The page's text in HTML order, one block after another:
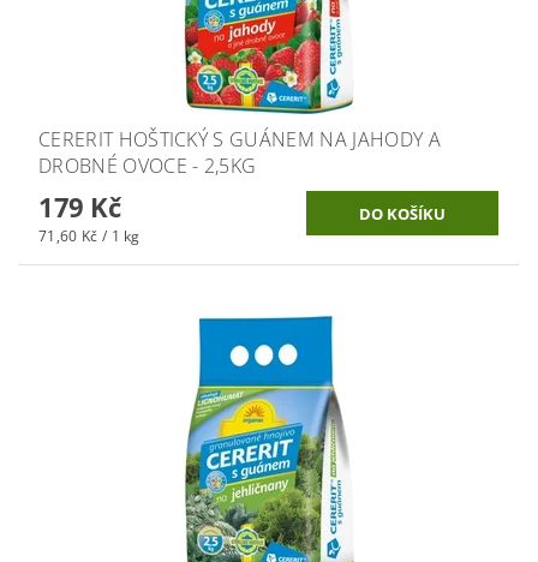
CERERIT HOŠTICKÝ S GUÁNEM NA JAHODY A
DROBNÉ OVOCE - 2,5KG
179 Kč
71,60 Kč / 1 kg